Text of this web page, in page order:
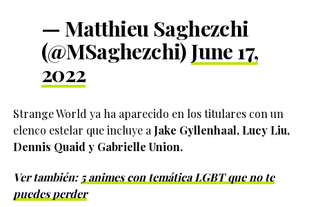
— Matthieu Saghezchi
(@MSaghezchi)June 17,
2022
Strange World ya ha aparecido en los titulares con un
elenco estelar que incluye a Jake Gyllenhaal, Lucy Liu,
Dennis Quaid y Gabrielle Union.
Ver también:5 animes con temática LGBT que no te
puedes perder